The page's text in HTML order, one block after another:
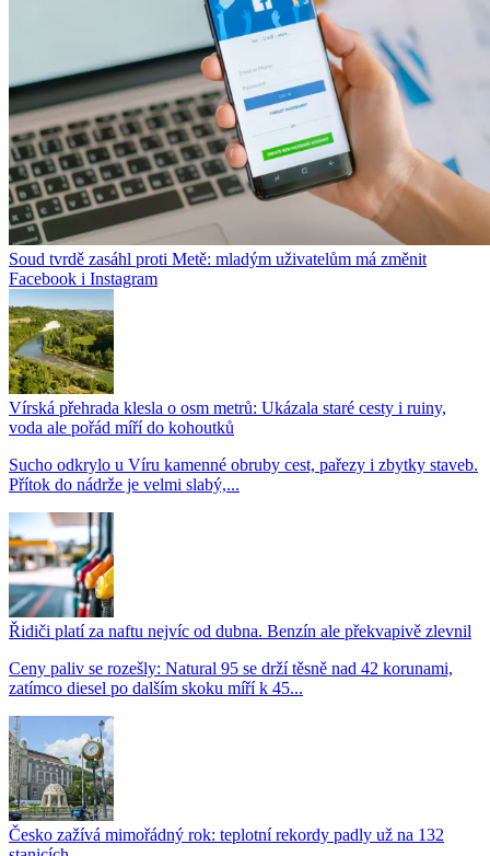
Soud tvrdě zasáhl proti Metě: mladým uživatelům má změnit
Facebook i Instagram
Vírská přehrada klesla o osm metrů: Ukázala staré cesty i ruiny,
voda ale pořád míří do kohoutků
Sucho odkrylo u Víru kamenné obruby cest, pařezy i zbytky staveb.
Přítok do nádrže je velmi slabý,...
Řidiči platí za naftu nejvíc od dubna. Benzín ale překvapivě zlevnil
Ceny paliv se rozešly: Natural 95 se drží těsně nad 42 korunami,
zatímco diesel po dalším skoku míří k 45...
Česko zažívá mimořádný rok: teplotní rekordy padly už na 132